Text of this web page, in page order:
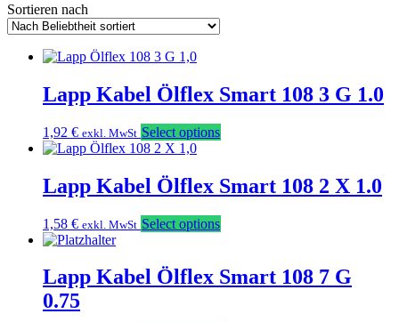
Sortieren nach
Lapp Kabel Ölflex Smart 108 3 G 1.0
1,92 € exkl. MwSt Select options
Lapp Kabel Ölflex Smart 108 2 X 1.0
1,58 € exkl. MwSt Select options
Lapp Kabel Ölflex Smart 108 7 G
0.75